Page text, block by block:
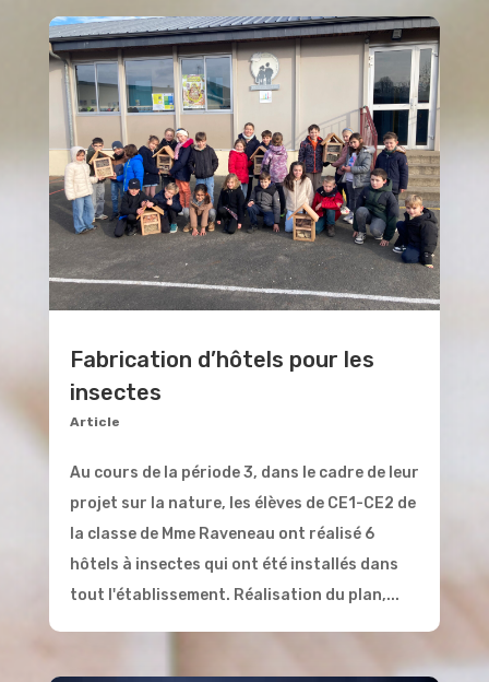
Fabrication d’hôtels pour les
insectes
Article
Au cours de la période 3, dans le cadre de leur
projet sur la nature, les élèves de CE1-CE2 de
la classe de Mme Raveneau ont réalisé 6
hôtels à insectes qui ont été installés dans
tout l'établissement. Réalisation du plan,...